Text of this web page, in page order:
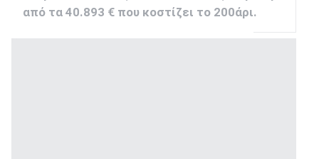
από τα 40.893 € που κοστίζει το 200άρι.